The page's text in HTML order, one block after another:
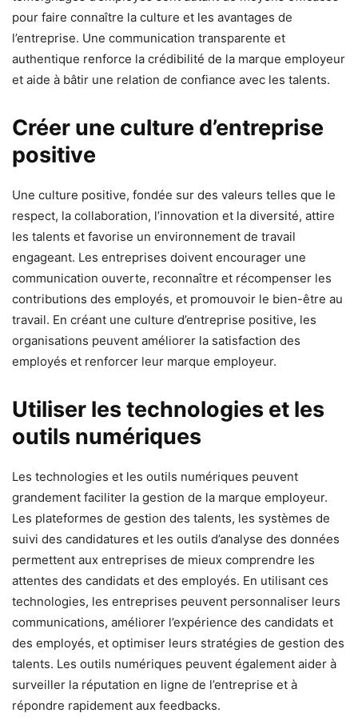
pour faire connaître la culture et les avantages de
l’entreprise. Une communication transparente et
authentique renforce la crédibilité de la marque employeur
et aide à bâtir une relation de confiance avec les talents.
Créer une culture d’entreprise
positive
Une culture positive, fondée sur des valeurs telles que le
respect, la collaboration, l’innovation et la diversité, attire
les talents et favorise un environnement de travail
engageant. Les entreprises doivent encourager une
communication ouverte, reconnaître et récompenser les
contributions des employés, et promouvoir le bien-être au
travail. En créant une culture d’entreprise positive, les
organisations peuvent améliorer la satisfaction des
employés et renforcer leur marque employeur.
Utiliser les technologies et les
outils numériques
Les technologies et les outils numériques peuvent
grandement faciliter la gestion de la marque employeur.
Les plateformes de gestion des talents, les systèmes de
suivi des candidatures et les outils d’analyse des données
permettent aux entreprises de mieux comprendre les
attentes des candidats et des employés. En utilisant ces
technologies, les entreprises peuvent personnaliser leurs
communications, améliorer l’expérience des candidats et
des employés, et optimiser leurs stratégies de gestion des
talents. Les outils numériques peuvent également aider à
surveiller la réputation en ligne de l’entreprise et à
répondre rapidement aux feedbacks.